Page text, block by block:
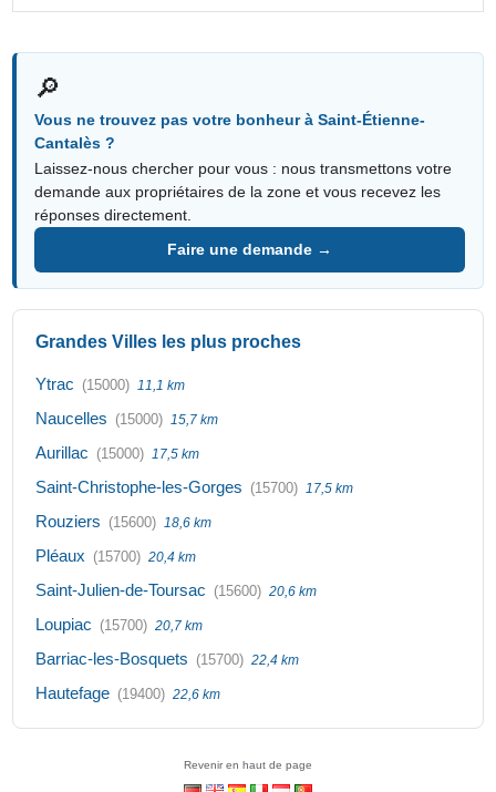
🔎
Vous ne trouvez pas votre bonheur à Saint-Étienne-
Cantalès ?
Laissez-nous chercher pour vous : nous transmettons votre
demande aux propriétaires de la zone et vous recevez les
réponses directement.
Faire une demande →
Grandes Villes les plus proches
Ytrac (15000) 11,1 km
Naucelles (15000) 15,7 km
Aurillac (15000) 17,5 km
Saint-Christophe-les-Gorges (15700) 17,5 km
Rouziers (15600) 18,6 km
Pléaux (15700) 20,4 km
Saint-Julien-de-Toursac (15600) 20,6 km
Loupiac (15700) 20,7 km
Barriac-les-Bosquets (15700) 22,4 km
Hautefage (19400) 22,6 km
Revenir en haut de page